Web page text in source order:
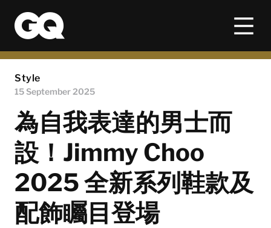
Style
15 September 2025
為自我表達的男士而
設！Jimmy Choo
2025 全新系列鞋款及
配飾矚目登場